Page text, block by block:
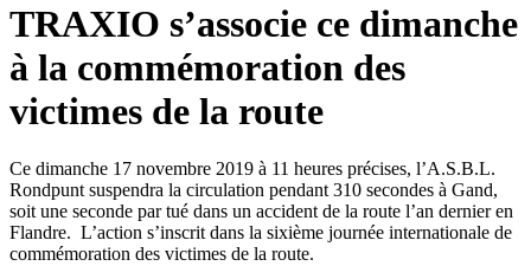
TRAXIO s’associe ce dimanche
à la commémoration des
victimes de la route
Ce dimanche 17 novembre 2019 à 11 heures précises, l’A.S.B.L.
Rondpunt suspendra la circulation pendant 310 secondes à Gand,
soit une seconde par tué dans un accident de la route l’an dernier en
Flandre. L’action s’inscrit dans la sixième journée internationale de
commémoration des victimes de la route.